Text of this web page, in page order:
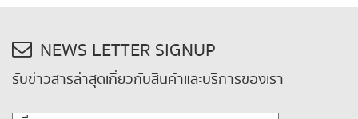
NEWS LETTER SIGNUP
รับข่าวสารล่าสุดเกี่ยวกับสินค้าและบริการของเรา